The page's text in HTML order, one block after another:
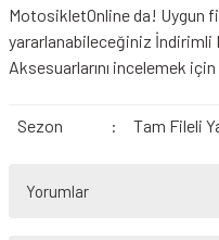
MotosikletOnline da! Uygun
yararlanabileceğiniz İndirimli
Aksesuarlarını incelemek için
Sezon : Tam Fileli
Yorumlar